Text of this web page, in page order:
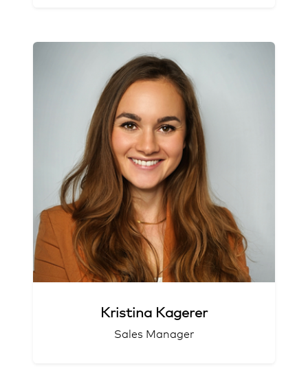
Liebt die Herausforderung
Lächeln-Verschenker
Kristina Kagerer
Sales Manager